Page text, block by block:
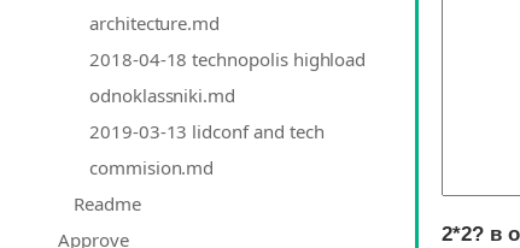
architecture.md
2018-04-18 technopolis highload
odnoklassniki.md
2019-03-13 lidconf and tech
commision.md
Readme
Approve
2*2? в